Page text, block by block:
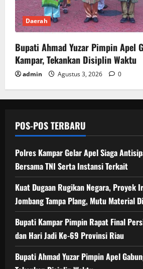
Daerah
Bupati Ahmad Yuzar Pimpin Apel
Kampar, Tekankan Disiplin Waktu
admin Agustus 3, 2026 0
POS-POS TERBARU
Polres Kampar Gelar Apel Siaga
Bersama TNI Serta Instansi Terkait
Kuat Dugaan Rugikan Negara, ​Proyek
Jombang Tampa Plang, Mutu Material
Bupati Kampar Pimpin Rapat Final
dan Hari Jadi Ke-69 Provinsi Riau
Bupati Ahmad Yuzar Pimpin Apel